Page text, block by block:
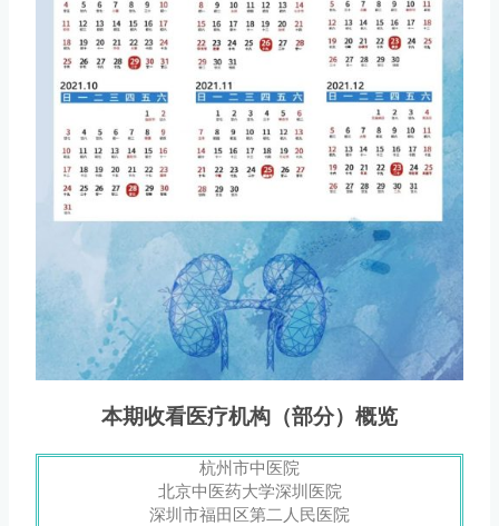
本期收看医疗机构（部分）概览
杭州市中医院
北京中医药大学深圳医院
深圳市福田区第二人民医院